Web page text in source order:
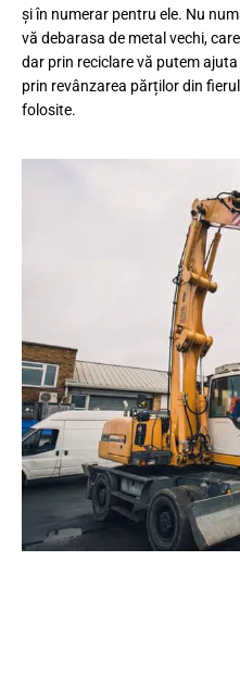
și în numerar pentru ele. Nu
vă debarasa de metal vechi,
dar prin reciclare vă putem
prin revânzarea părților din
folosite.